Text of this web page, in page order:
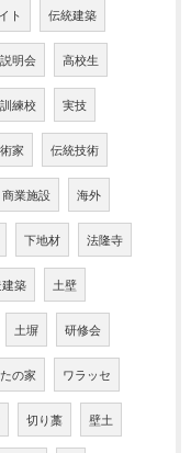
ト 伝統建築
明会 高校生
練校 実技
家 伝統技術
商業施設 海外
下地材 法隆寺
築 土壁
土塀 研修会
の家 ワラッセ
切り藁 壁土